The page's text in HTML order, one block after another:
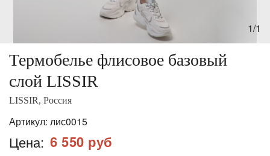
1/1
Термобелье флисовое базовый
слой LISSIR
LISSIR, Россия
Артикул: лис0015
Цена: 6 550 руб